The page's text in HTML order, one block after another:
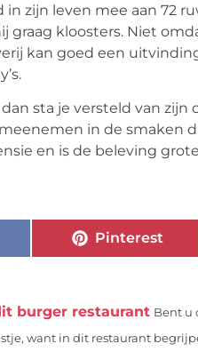
zijn leven mee aan 72
graag kloosters. Niet
kan goed een
sta je versteld van
in de smaken
en is de beleving
Pinterest
burger restaurant Bent u
want in dit restaurant